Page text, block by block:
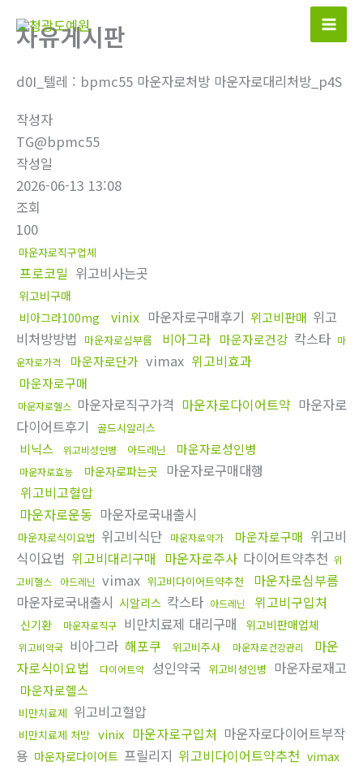
자유게시판
d0I_텔레 : bpmc55 마운자로처방 마운자로대리처방_p4S
작성자
TG@bpmc55
작성일
2026-06-13 13:08
조회
100
마운자로직구업체
프로코밀 위고비사는곳
위고비구매
비아그라100mg
vinix 마운자로구매후기 위고비판매 위고
비처방방법
마운자로심부름 비아그라 마운자로건강 칵스타 마
운자로가격
마운자로단가 vimax 위고비효과
마운자로구매
마운자로헬스 마운자로직구가격 마운자로다이어트약 마운자로
다이어트후기
골드시알리스
비닉스 위고비성인병 아드레닌 마운자로성인병
마운자로효능 마운자로파는곳
마운자로구매대행
위고비고혈압
마운자로운동 마운자로국내출시
마운자로식이요법 위고비식단 마운자로약가 마운자로구매 위고비
식이요법 위고비대리구매 마운자로주사 다이어트약추천 위
고비헬스
아드레닌 vimax 위고비다이어트약추천
마운자로심부름
마운자로국내출시 시알리스 칵스타 아드레닌 위고비구입처
신기환 마운자로직구 비만치료제 대리구매 위고비판매업체
위고비약국 비아그라 해포쿠 위고비주사 마운자로건강관리
마운
자로식이요법
다이어트약 성인약국 위고비성인병 마운자로재고
마운자로헬스
비만치료제 위고비고혈압
비만치료제 처방 vinix 마운자로구입처 마운자로다이어트부작
용 마운자로다이어트 프릴리지 위고비다이어트약추천 vimax